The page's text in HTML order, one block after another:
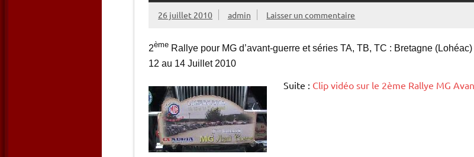
26 juillet 2010 admin Laisser un commentaire
2ème Rallye pour MG d’avant-guerre et séries TA, TB, TC : Bretagne (Lohéac)
12 au 14 Juillet 2010
Suite : Clip vidéo sur le 2ème Rallye MG